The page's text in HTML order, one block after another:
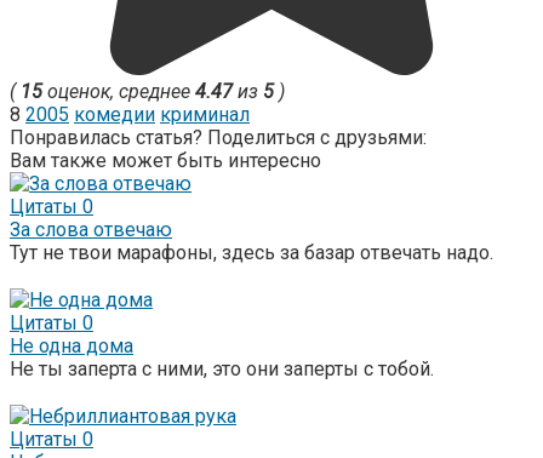
( 15оценок, среднее 4.47из 5)
8 2005 комедии криминал
Понравилась статья? Поделиться с друзьями:
Вам также может быть интересно
Цитаты 0
За слова отвечаю
Тут не твои марафоны, здесь за базар отвечать надо.
Цитаты 0
Не одна дома
Не ты заперта с ними, это они заперты с тобой.
Цитаты 0